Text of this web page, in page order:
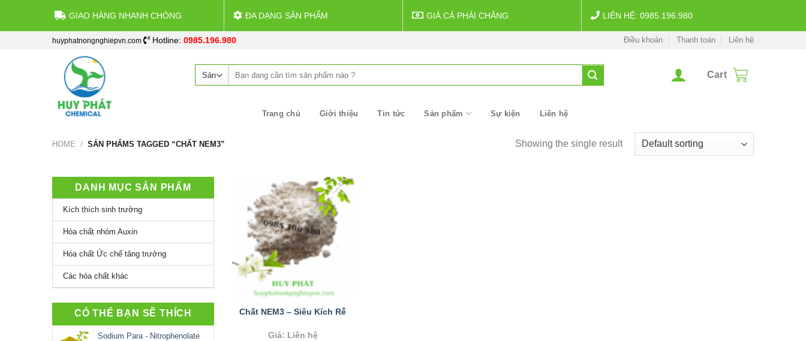
GIAO HÀNG NHANH CHÓNG ĐA DẠNG SẢN PHẨM GIÁ CẢ PHẢI CHĂNG LIÊN HỆ: 0985.196.980
huyphatnongnghiepvn.com Hotline: 0985.196.980 Điều khoản Thanh toán Liên hệ
Cart
Trang chủ Giới thiệu Tin tức Sản phẩm Sự kiện Liên hệ
HOME / SẢN PHẨMS TAGGED “CHẤT NEM3” Showing the single result
DANH MỤC SẢN PHẨM
Kích thích sinh trưởng
Hóa chất nhóm Auxin
Hóa chất Ức chế tăng trưởng
Các hóa chất khác
CÓ THỂ BẠN SẼ THÍCH
Sodium Para - Nitrophenolate
Chất NEM3 – Siêu Kích Rễ
Giá: Liên hệ